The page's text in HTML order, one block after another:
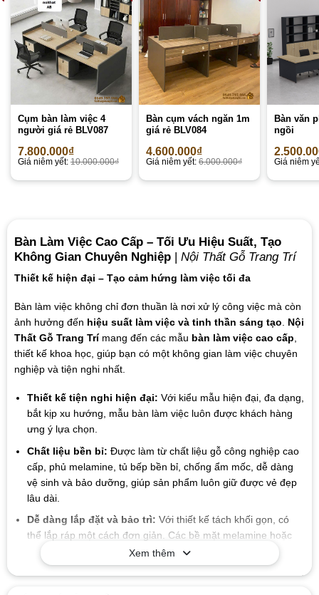
Cụm bàn làm việc 4
người giá rẻ BLV087
7.800.000₫
Giá niêm yết: 10.000.000₫
Bàn cụm vách ngăn 1m
giá rẻ BLV084
4.600.000₫
Giá niêm yết: 6.000.000₫
Bàn văn
ngồi
Giá niêm
Bàn Làm Việc Cao Cấp – Tối Ưu Hiệu Suất, Tạo
Không Gian Chuyên Nghiệp | Nội Thất Gỗ Trang Trí
Thiết kế hiện đại – Tạo cảm hứng làm việc tối đa
Bàn làm việc không chỉ đơn thuần là nơi xử lý công việc mà còn
ảnh hưởng đến hiệu suất làm việc và tinh thần sáng tạo
Nội
Thất Gỗ Trang Trímang đến các mẫu bàn làm việc cao cấp
thiết kế khoa học, giúp bạn có một không gian làm việc chuyên
nghiệp và tiện nghi nhất.
Thiết kế tiện nghi hiện đại: Với kiểu mẫu hiện đại, đa dạng,
bắt kịp xu hướng, mẫu bàn làm việc luôn được khách hàng
ưng ý lựa chọn.
Chất liệu bền bỉ: Được làm từ chất liệu gỗ công nghiệp cao
cấp, phủ melamine, tủ bếp bền bỉ, chống ẩm mốc, dễ dàng
vệ sinh và bảo dưỡng, giúp sản phẩm luôn giữ được vẻ đẹp
lâu dài.
Dễ dàng lắp đặt và bảo trì: Với thiết kế tách khối gọn, có
thể lắp ráp một cách đơn giản. Các bề mặt melamine hoặc
sơn chống thấm giúp việc vệ sinh và bảo dưỡng.
Chất liệu và thiết kế của sản phẩm có tuổi thọ
Xem thêm